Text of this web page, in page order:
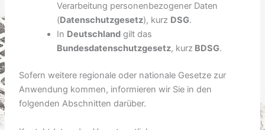
Verarbeitung personenbezogener Daten
(Datenschutzgesetz), kurz DSG.
In Deutschland gilt das
Bundesdatenschutzgesetz, kurz BDSG.
Sofern weitere regionale oder nationale Gesetze zur
Anwendung kommen, informieren wir Sie in den
folgenden Abschnitten darüber.